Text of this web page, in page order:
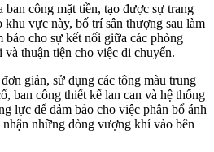
công mặt tiền, tạo được sự trang
khu vực này, bố trí sân thượng sau làm
bảo cho sự kết nối giữa các phòng
và thuận tiện cho việc di chuyển.
giản, sử dụng các tông màu trung
ban công thiết kế lan can và hệ thống
lực để đảm bảo cho việc phân bổ ánh
những dòng vượng khí vào bên